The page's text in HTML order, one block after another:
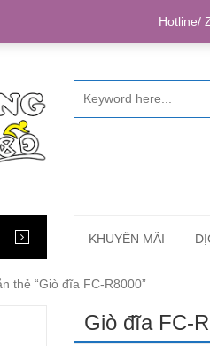
KHUYẾN MÃI
thẻ “Giò đĩa FC-R8000”
Giò đĩa FC-
Hotline/